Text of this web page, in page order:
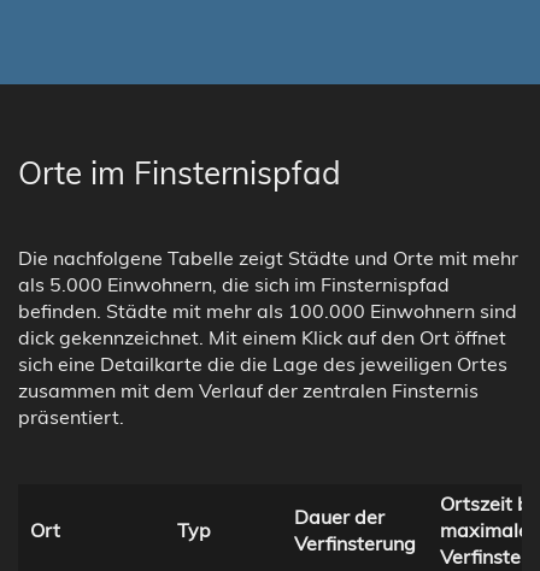
Orte im Finsternispfad
Die nachfolgene Tabelle zeigt Städte und Orte mit mehr
als 5.000 Einwohnern, die sich im Finsternispfad
befinden. Städte mit mehr als 100.000 Einwohnern sind
dick gekennzeichnet. Mit einem Klick auf den Ort öffnet
sich eine Detailkarte die die Lage des jeweiligen Ortes
zusammen mit dem Verlauf der zentralen Finsternis
präsentiert.
Ort Typ
Dauer der
Verfinsterung
Ortszeit
maximaler